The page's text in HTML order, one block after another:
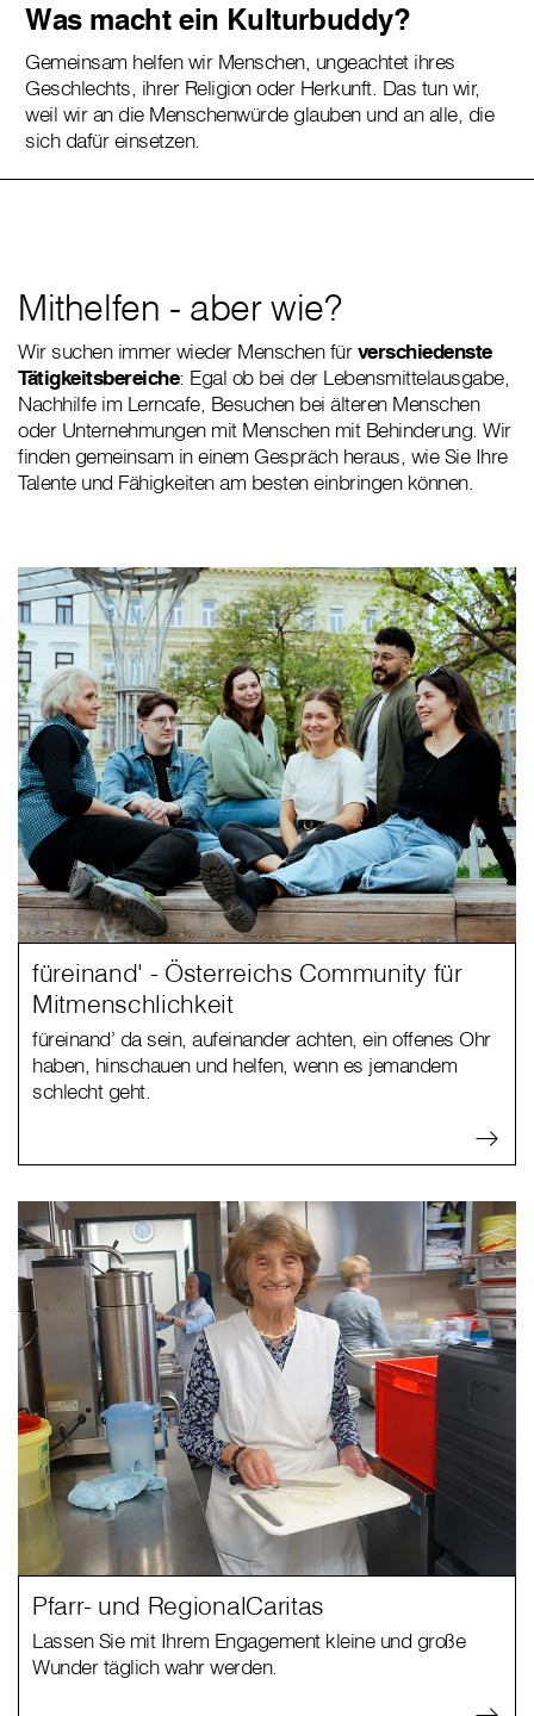
Was macht ein Kulturbuddy?
Gemeinsam helfen wir Menschen, ungeachtet ihres
Geschlechts, ihrer Religion oder Herkunft. Das tun wir,
weil wir an die Menschenwürde glauben und an alle, die
sich dafür einsetzen.
Mithelfen - aber wie?
Wir suchen immer wieder Menschen fürverschiedenste
Tätigkeitsbereiche: Egal ob bei der Lebensmittelausgabe,
Nachhilfe im Lerncafe, Besuchen bei älteren Menschen
oder Unternehmungen mit Menschen mit Behinderung. Wir
finden gemeinsam in einem Gespräch heraus, wie Sie Ihre
Talente und Fähigkeiten am besten einbringen können.
füreinand' - Österreichs Community für
Mitmenschlichkeit
füreinand’ da sein, aufeinander achten, ein offenes Ohr
haben, hinschauen und helfen, wenn es jemandem
schlecht geht.
Pfarr- und RegionalCaritas
Lassen Sie mit Ihrem Engagement kleine und große
Wunder täglich wahr werden.